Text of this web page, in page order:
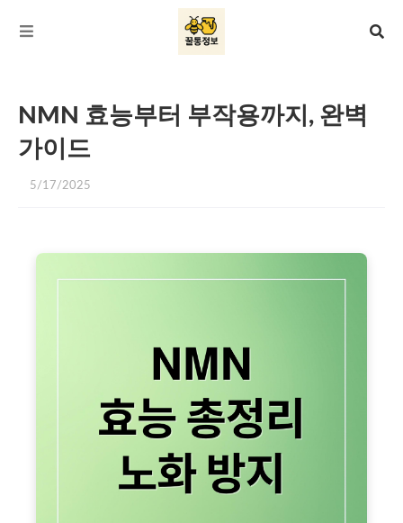
NMN 효능부터 부작용까지, 완벽
가이드
5/17/2025